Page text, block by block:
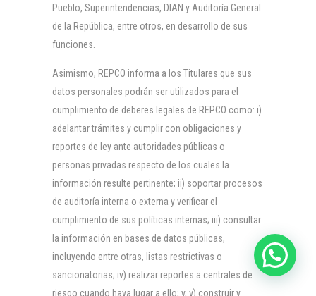
Pueblo, Superintendencias, DIAN y Auditoría General
de la República, entre otros, en desarrollo de sus
funciones.
Asimismo, REPCO informa a los Titulares que sus
datos personales podrán ser utilizados para el
cumplimiento de deberes legales de REPCO como: i)
adelantar trámites y cumplir con obligaciones y
reportes de ley ante autoridades públicas o
personas privadas respecto de los cuales la
información resulte pertinente; ii) soportar procesos
de auditoría interna o externa y verificar el
cumplimiento de sus políticas internas; iii) consultar
la información en bases de datos públicas,
incluyendo entre otras, listas restrictivas o
sancionatorias; iv) realizar reportes a centrales de
riesgo cuando haya lugar a ello; y, v) construir y